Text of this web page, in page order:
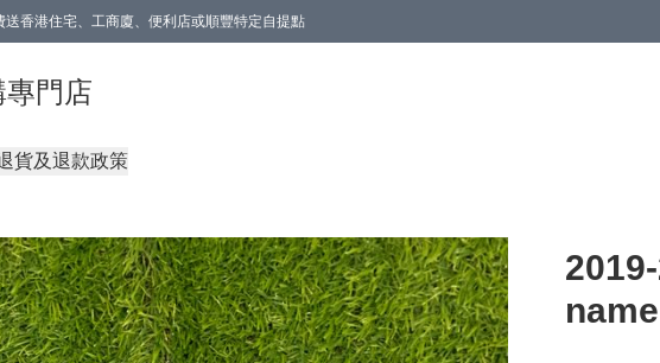
香港住宅、工商廈、便利店或順豐特定自提點
門店
貨及退款政策